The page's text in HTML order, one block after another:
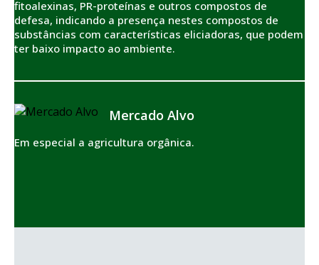
fitoalexinas, PR-proteínas e outros compostos de
defesa, indicando a presença nestes compostos de
substâncias com características eliciadoras, que podem
ter baixo impacto ao ambiente.
Mercado Alvo
Em especial a agricultura orgânica.